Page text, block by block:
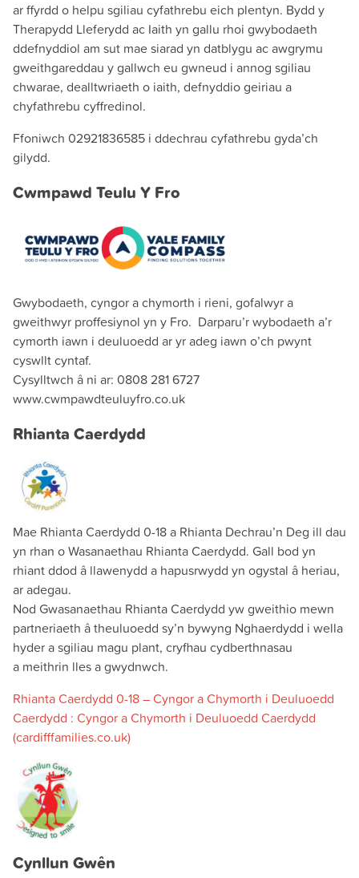
ar ffyrdd o helpu sgiliau cyfathrebu eich plentyn. Bydd y
Therapydd Lleferydd ac Iaith yn gallu rhoi gwybodaeth
ddefnyddiol am sut mae siarad yn datblygu ac awgrymu
gweithgareddau y gallwch eu gwneud i annog sgiliau
chwarae, dealltwriaeth o iaith, defnyddio geiriau a
chyfathrebu cyffredinol.
Ffoniwch 02921836585 i ddechrau cyfathrebu gyda’ch
gilydd.
Cwmpawd Teulu Y Fro
Gwybodaeth, cyngor a chymorth i rieni, gofalwyr a
gweithwyr proffesiynol yn y Fro. Darparu’r wybodaeth a’r
cymorth iawn i deuluoedd ar yr adeg iawn o’ch pwynt
cyswllt cyntaf.
Cysylltwch â ni ar: 0808 281 6727
www.cwmpawdteuluyfro.co.uk
Rhianta Caerdydd
Mae Rhianta Caerdydd 0-18 a Rhianta Dechrau’n Deg ill dau
yn rhan o Wasanaethau Rhianta Caerdydd. Gall bod yn
rhiant ddod â llawenydd a hapusrwydd yn ogystal â heriau,
ar adegau.
Nod Gwasanaethau Rhianta Caerdydd yw gweithio mewn
partneriaeth â theuluoedd sy’n bywyng Nghaerdydd i wella
hyder a sgiliau magu plant, cryfhau cydberthnasau
a meithrin lles a gwydnwch.
Rhianta Caerdydd 0-18 – Cyngor a Chymorth i Deuluoedd
Caerdydd : Cyngor a Chymorth i Deuluoedd Caerdydd
(cardifffamilies.co.uk)
Cynllun Gwên